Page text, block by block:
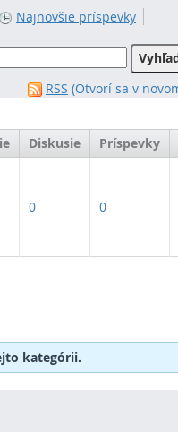
Najnovšie príspevky
RSS (Otvorí sa v
Diskusie Príspevky
0 0
kategórii.